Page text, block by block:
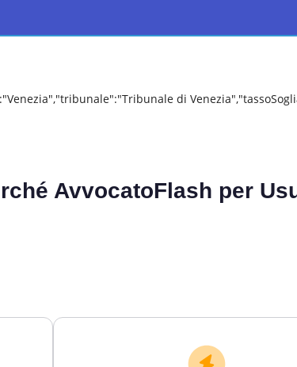
di
AvvocatoFlash per